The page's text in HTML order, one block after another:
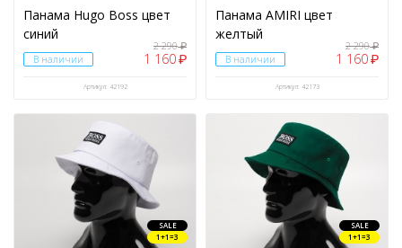
Панама Hugo Boss цвет
синий
В наличии
2 290₽
1 160₽
Артикул: 42192
Панама AMIRI цвет
желтый
В наличии
2 290₽
1 160₽
Артикул: 42173
SALE
1+1=3
SALE
1+1=3